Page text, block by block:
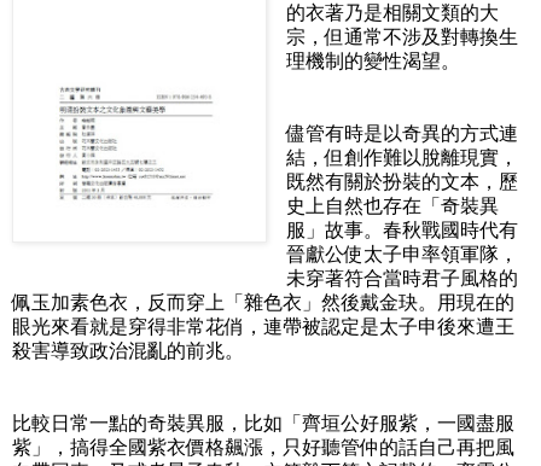
的衣著乃是相關文類的大
宗，但通常不涉及對轉換生
理機制的變性渴望。
儘管有時是以奇異的方式連
結，但創作難以脫離現實，
既然有關於扮裝的文本，歷
史上自然也存在「奇裝異
服」故事。春秋戰國時代有
晉獻公使太子申率領軍隊，
未穿著符合當時君子風格的
佩玉加素色衣，反而穿上「雜色衣」然後戴金玦。用現在的
眼光來看就是穿得非常花俏，連帶被認定是太子申後來遭王
殺害導致政治混亂的前兆。
比較日常一點的奇裝異服，比如「齊垣公好服紫，一國盡服
紫」，搞得全國紫衣價格飆漲，只好聽管仲的話自己再把風